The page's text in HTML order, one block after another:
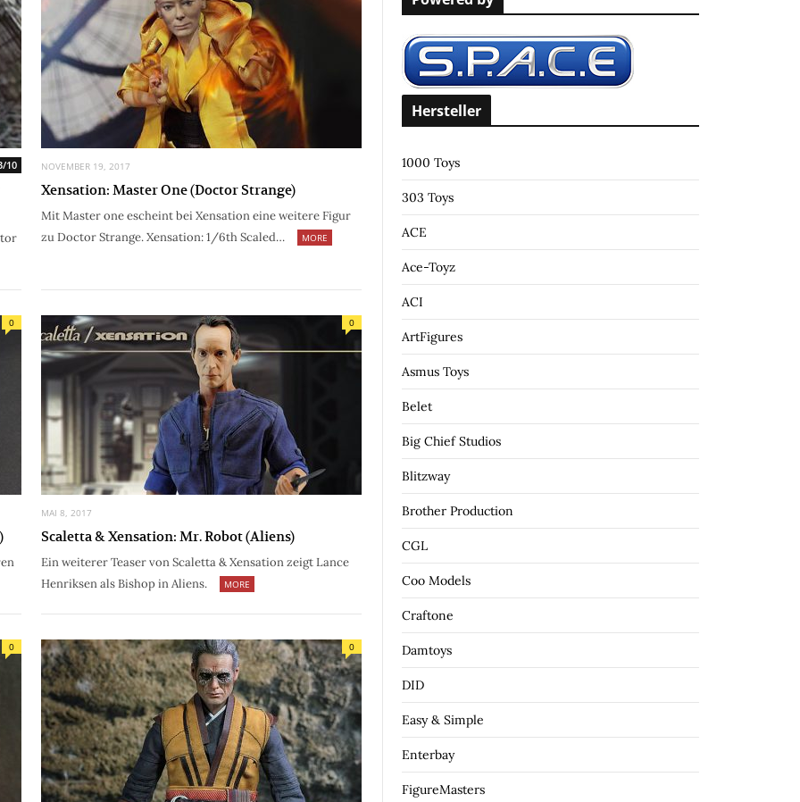
10 NOVEMBER 19, 2017
Xensation: Master One (Doctor Strange)
Mit Master one escheint bei Xensation eine weitere Figur
zu Doctor Strange. Xensation: 1/6th Scaled…
MORE
0
MAI 8, 2017
0
Scaletta & Xensation: Mr. Robot (Aliens)
Ein weiterer Teaser von Scaletta & Xensation zeigt Lance
Henriksen als Bishop in Aliens.
MORE
0 0
f
o
r
Hersteller
1000 Toys
303 Toys
ACE
Ace-Toyz
ACI
ArtFigures
Asmus Toys
Belet
Big Chief Studios
Blitzway
Brother Production
CGL
Coo Models
Craftone
Damtoys
DID
Easy & Simple
Enterbay
FigureMasters